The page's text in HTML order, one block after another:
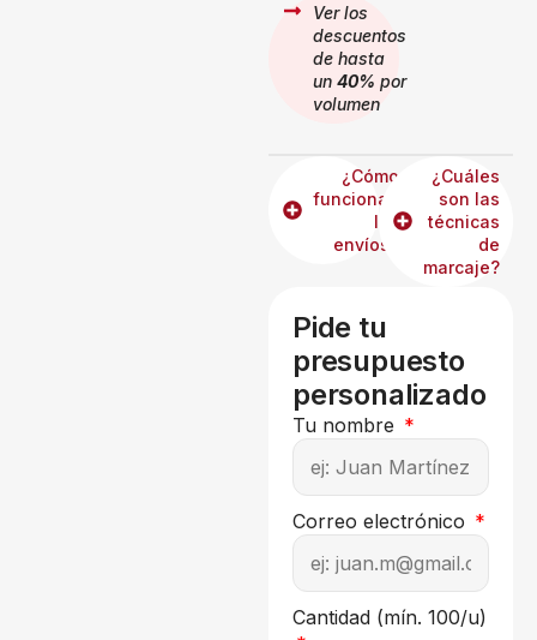
Ver los
descuentos
de hasta
un 40% por
volumen
¿Cómo
funcionan
los
envíos?
¿Cuáles
son las
técnicas
de
marcaje?
Pide tu
presupuesto
personalizado
Tu nombre
Correo electrónico
Cantidad (mín. 100/u)